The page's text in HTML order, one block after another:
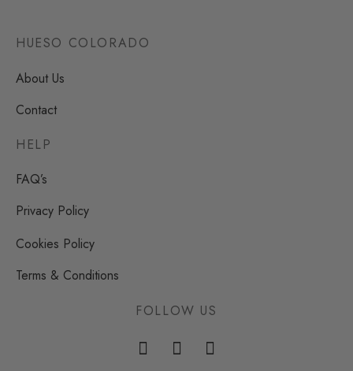
HUESO COLORADO
About Us
Contact
HELP
FAQ’s
Privacy Policy
Cookies Policy
Terms & Conditions
FOLLOW US